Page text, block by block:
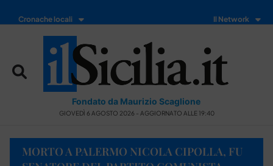
Cronache locali Il Network
Fondato da Maurizio Scaglione
GIOVEDÌ 6 AGOSTO 2026 - AGGIORNATO ALLE 19:40
MORTO A PALERMO NICOLA CIPOLLA, FU